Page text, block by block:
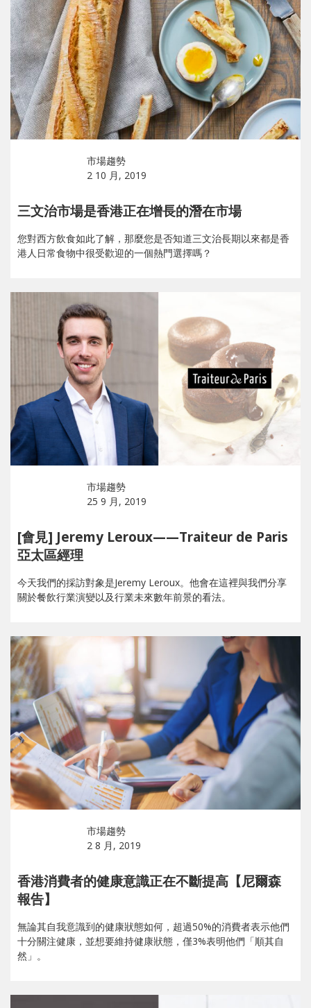
市場趨勢
2 10 月, 2019
三文治市場是香港正在增長的潛在市場
您對西方飲食如此了解，那麼您是否知道三文治長期以來都是香
港人日常食物中很受歡迎的一個熱門選擇嗎？
市場趨勢
25 9 月, 2019
[會見] Jeremy Leroux——Traiteur de Paris
亞太區經理
今天我們的採訪對象是Jeremy Leroux。他會在這裡與我們分享
關於餐飲行業演變以及行業未來數年前景的看法。
市場趨勢
2 8 月, 2019
香港消費者的健康意識正在不斷提高【尼爾森
報告】
無論其自我意識到的健康狀態如何，超過50%的消費者表示他們
十分關注健康，並想要維持健康狀態，僅3%表明他們「順其自
然」。